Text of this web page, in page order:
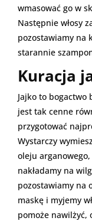
wmasować go w
Następnie włosy
pozostawiamy na
starannie
Kuracja
Jajko to bogactwo
jest tak cenne
przygotować
Wystarczy
oleju
nakładamy na
pozostawiamy na
maskę i myjemy
pomoże nawilżyć,